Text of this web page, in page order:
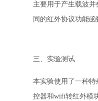
主要用于产生载波
同的红外协议功能
三、实验测试
本实验使用了一种
控器和wifi转红外模